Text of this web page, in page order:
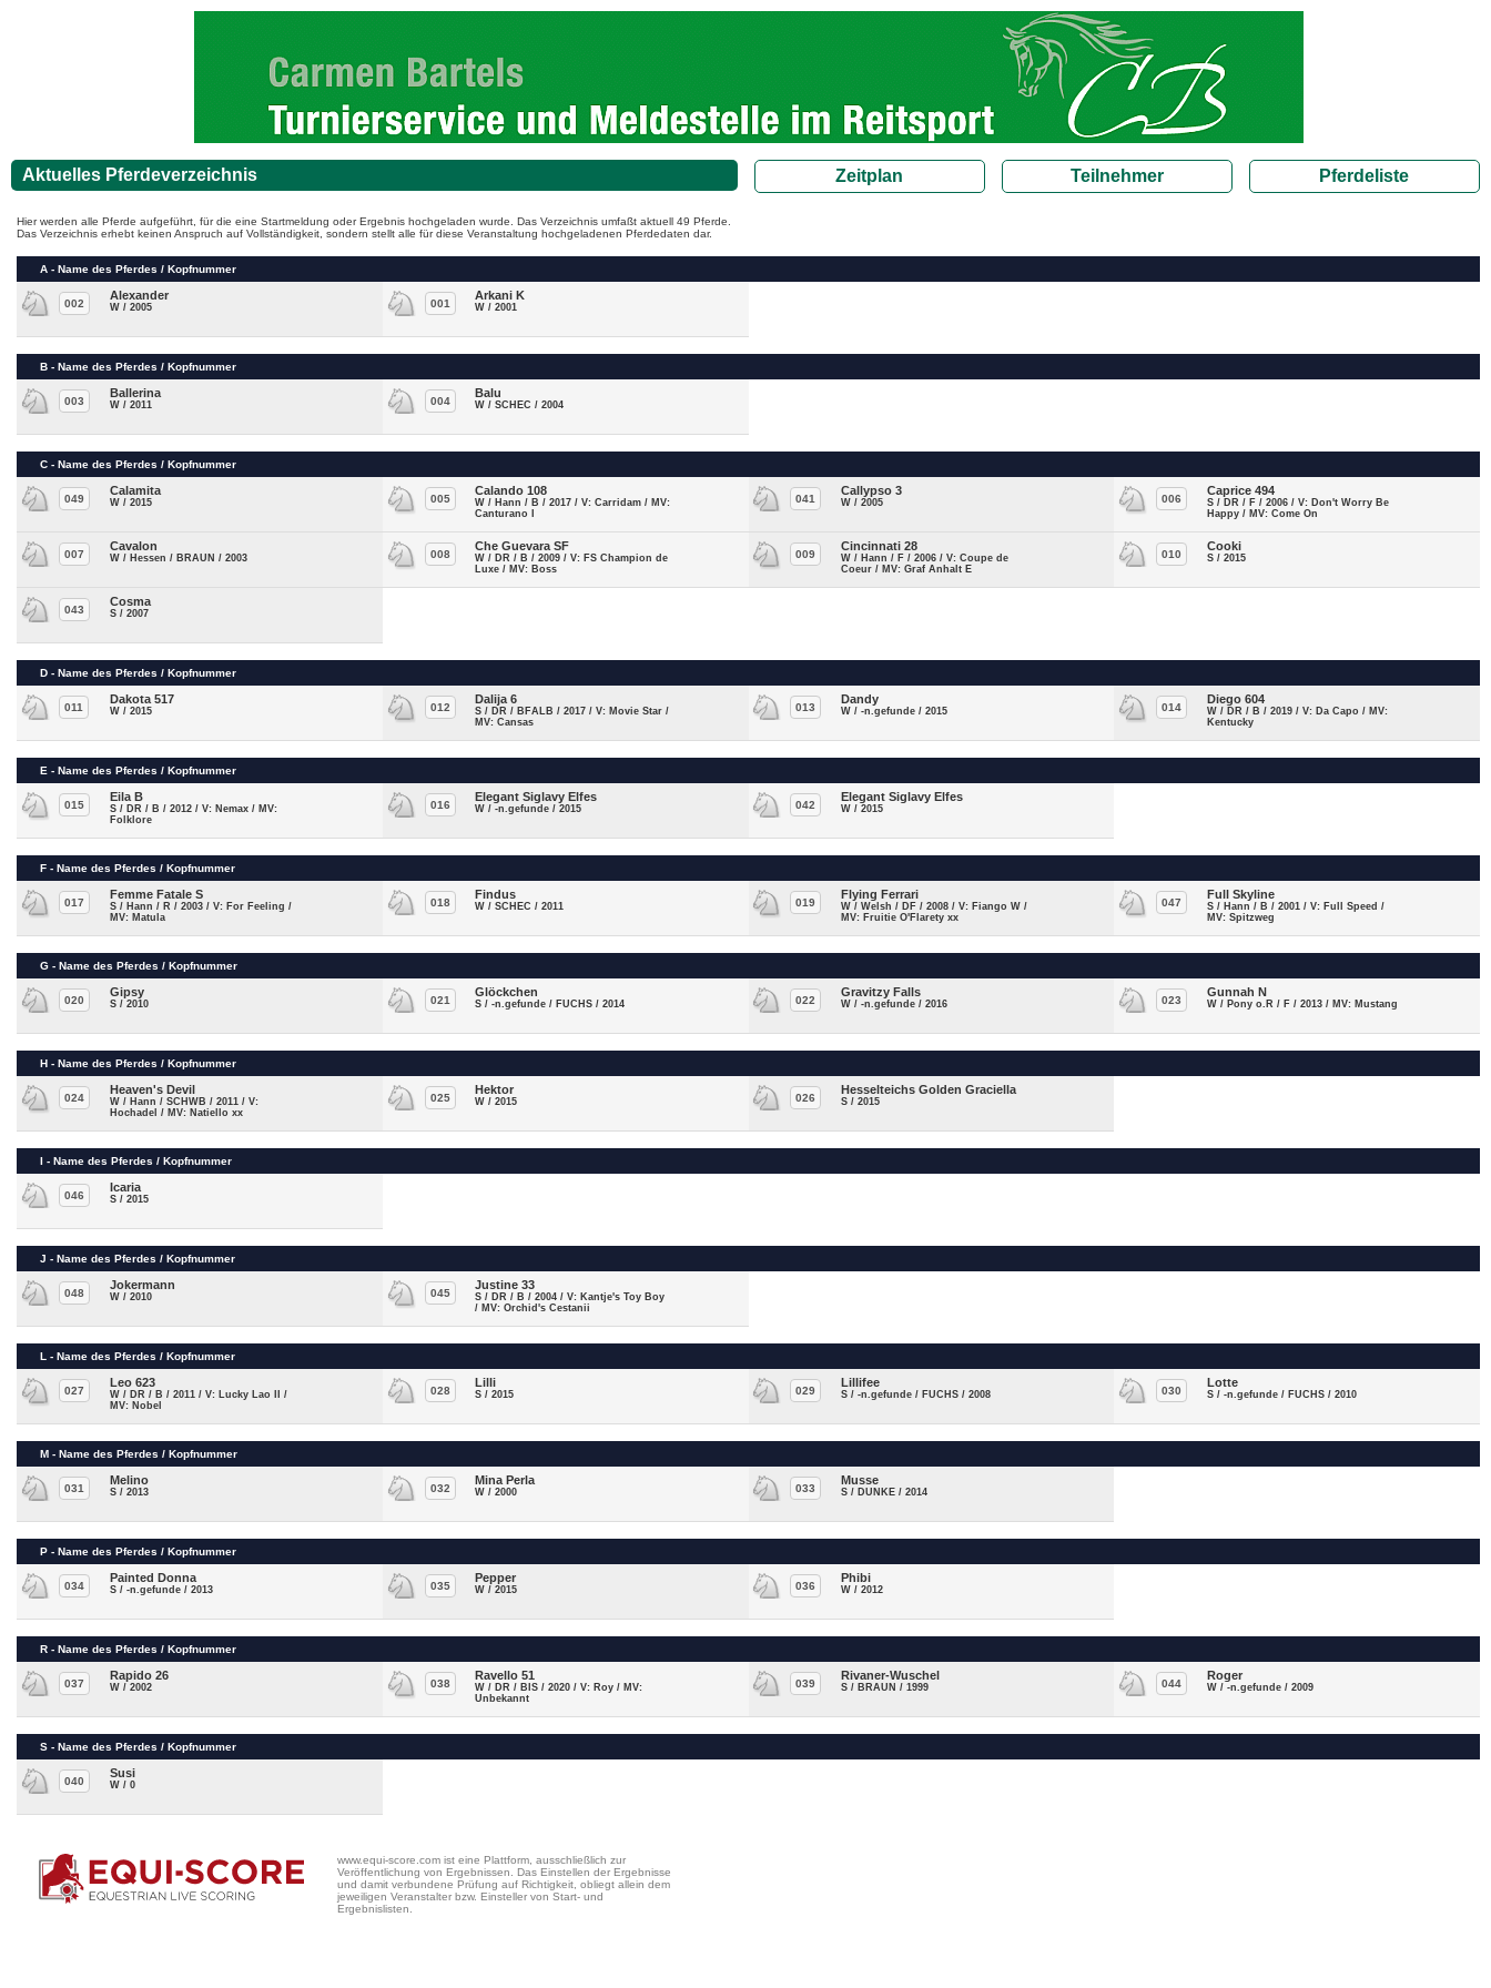
Aktuelles Pferdeverzeichnis Zeitplan Teilnehmer Pferdeliste
Hier werden alle Pferde aufgeführt, für die eine Startmeldung oder Ergebnis hochgeladen wurde. Das Verzeichnis umfaßt aktuell 49 Pferde.
Das Verzeichnis erhebt keinen Anspruch auf Vollständigkeit, sondern stellt alle für diese Veranstaltung hochgeladenen Pferdedaten dar.
A - Name des Pferdes / Kopfnummer
002
Alexander
W / 2005 001
Arkani K
W / 2001
B - Name des Pferdes / Kopfnummer
003
Ballerina
W / 2011 004
Balu
W / SCHEC / 2004
C - Name des Pferdes / Kopfnummer
049
Calamita
W / 2015 005
Calando 108
W / Hann / B / 2017 / V: Carridam / MV:
Canturano I
041
Callypso 3
W / 2005 006
Caprice 494
S / DR / F / 2006 / V: Don't Worry Be
Happy / MV: Come On
007
Cavalon
W / Hessen / BRAUN / 2003 008
Che Guevara SF
W / DR / B / 2009 / V: FS Champion de
Luxe / MV: Boss
009
Cincinnati 28
W / Hann / F / 2006 / V: Coupe de
Coeur / MV: Graf Anhalt E
010
Cooki
S / 2015
043
Cosma
S / 2007
D - Name des Pferdes / Kopfnummer
011
Dakota 517
W / 2015 012
Dalija 6
S / DR / BFALB / 2017 / V: Movie Star /
MV: Cansas
013
Dandy
W / -n.gefunde / 2015 014
Diego 604
W / DR / B / 2019 / V: Da Capo / MV:
Kentucky
E - Name des Pferdes / Kopfnummer
015
Eila B
S / DR / B / 2012 / V: Nemax / MV:
Folklore
016
Elegant Siglavy Elfes
W / -n.gefunde / 2015 042
Elegant Siglavy Elfes
W / 2015
F - Name des Pferdes / Kopfnummer
017
Femme Fatale S
S / Hann / R / 2003 / V: For Feeling /
MV: Matula
018
Findus
W / SCHEC / 2011 019
Flying Ferrari
W / Welsh / DF / 2008 / V: Fiango W /
MV: Fruitie O'Flarety xx
047
Full Skyline
S / Hann / B / 2001 / V: Full Speed /
MV: Spitzweg
G - Name des Pferdes / Kopfnummer
020
Gipsy
S / 2010 021
Glöckchen
S / -n.gefunde / FUCHS / 2014 022
Gravitzy Falls
W / -n.gefunde / 2016 023
Gunnah N
W / Pony o.R / F / 2013 / MV: Mustang
H - Name des Pferdes / Kopfnummer
024
Heaven's Devil
W / Hann / SCHWB / 2011 / V:
Hochadel / MV: Natiello xx
025
Hektor
W / 2015 026
Hesselteichs Golden Graciella
S / 2015
I - Name des Pferdes / Kopfnummer
046
Icaria
S / 2015
J - Name des Pferdes / Kopfnummer
048
Jokermann
W / 2010 045
Justine 33
S / DR / B / 2004 / V: Kantje's Toy Boy
/ MV: Orchid's Cestanii
L - Name des Pferdes / Kopfnummer
027
Leo 623
W / DR / B / 2011 / V: Lucky Lao II /
MV: Nobel
028
Lilli
S / 2015 029
Lillifee
S / -n.gefunde / FUCHS / 2008 030
Lotte
S / -n.gefunde / FUCHS / 2010
M - Name des Pferdes / Kopfnummer
031
Melino
S / 2013 032
Mina Perla
W / 2000 033
Musse
S / DUNKE / 2014
P - Name des Pferdes / Kopfnummer
034
Painted Donna
S / -n.gefunde / 2013 035
Pepper
W / 2015 036
Phibi
W / 2012
R - Name des Pferdes / Kopfnummer
037
Rapido 26
W / 2002 038
Ravello 51
W / DR / BIS / 2020 / V: Roy / MV:
Unbekannt
039
Rivaner-Wuschel
S / BRAUN / 1999 044
Roger
W / -n.gefunde / 2009
S - Name des Pferdes / Kopfnummer
040
Susi
W / 0
www.equi-score.com ist eine Plattform, ausschließlich zur
Veröffentlichung von Ergebnissen. Das Einstellen der Ergebnisse
und damit verbundene Prüfung auf Richtigkeit, obliegt allein dem
jeweiligen Veranstalter bzw. Einsteller von Start- und
Ergebnislisten.